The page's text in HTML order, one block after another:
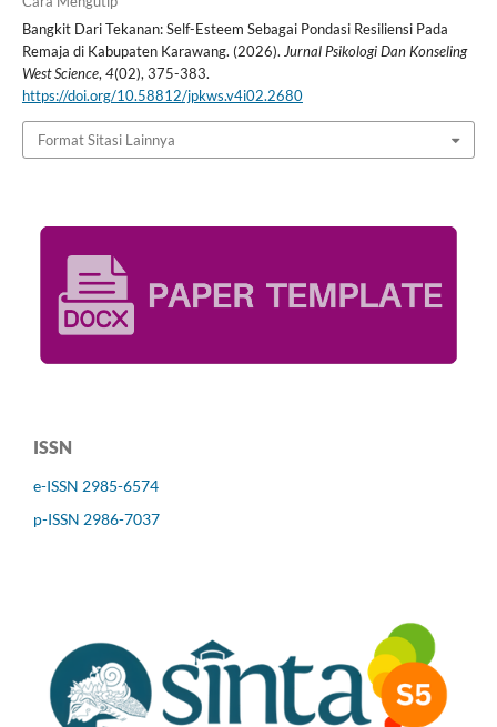
Bangkit Dari Tekanan: Self-Esteem Sebagai Pondasi Resiliensi Pada
Remaja di Kabupaten Karawang. (2026). Jurnal Psikologi Dan Konseling
West Science, 4(02), 375-383.
https://doi.org/10.58812/jpkws.v4i02.2680
Format Sitasi Lainnya
ISSN
e-ISSN 2985-6574
p-ISSN 2986-7037